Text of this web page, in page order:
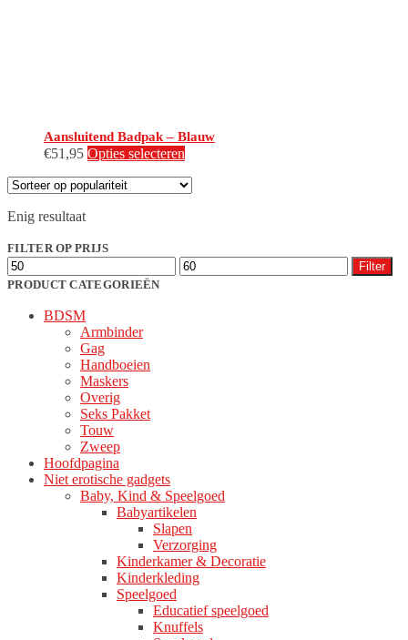
Aansluitend Badpak – Blauw
€51,95 Opties selecteren
heeft
kan
Enig resultaat
FILTER OP PRIJS
Min.
prijs
Max.
prijs
Filter
PRODUCT CATEGORIEËN
BDSM
Armbinder
Gag
Handboeien
Maskers
Overig
Seks Pakket
Touw
Zweep
Hoofdpagina
Niet erotische gadgets
Baby, Kind & Speelgoed
Babyartikelen
Slapen
Verzorging
Kinderkamer & Decoratie
Kinderkleding
Speelgoed
Educatief speelgoed
Knuffels